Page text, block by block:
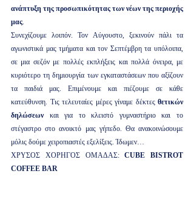
ανάπτυξη της προσωπικότητας των νέων της περιοχής
μας.
Συνεχίζουμε λοιπόν. Τον Αύγουστο, ξεκινούν πάλι τα
αγωνιστικά μας τμήματα και τον Σεπτέμβρη τα υπόλοιπα,
σε μια σεζόν με πολλές εκπλήξεις και πολλά όνειρα, με
κυριότερο τη δημιουργία των εγκαταστάσεων που αξίζουν
τα παιδιά μας. Επιμένουμε και πιέζουμε σε κάθε
κατεύθυνση. Τις τελευταίες μέρες γίναμε δέκτες θετικών
δηλώσεων και για το κλειστό γυμναστήριο και το
στέγαστρο στο ανοικτό μας γήπεδο. Θα ανακοινώσουμε
μόλις δούμε χειροπιαστές εξελίξεις. Ίδωμεν…
ΧΡΥΣΟΣ ΧΟΡΗΓΟΣ ΟΜΑΔΑΣ: CUBE BISTROT
COFFEE BAR